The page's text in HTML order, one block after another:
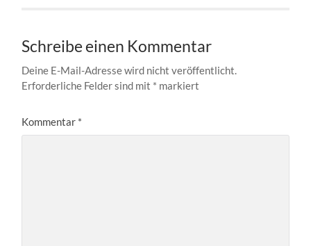
Schreibe einen Kommentar
Deine E-Mail-Adresse wird nicht veröffentlicht.
Erforderliche Felder sind mit * markiert
Kommentar *